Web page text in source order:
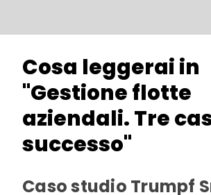
Cosa leggerai in
"Gestione flotte
aziendali. Tre
successo"
Caso studio Trumpf